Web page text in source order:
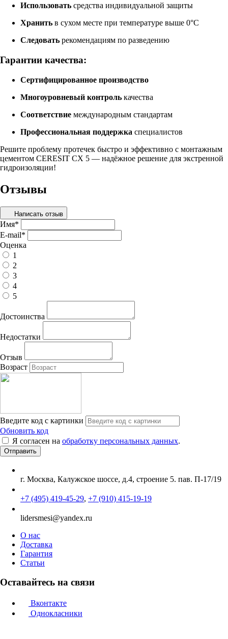
Использовать средства индивидуальной защиты
Хранить в сухом месте при температуре выше 0°C
Следовать рекомендациям по разведению
Гарантии качества:
Сертифицированное производство
Многоуровневый контроль качества
Соответствие международным стандартам
Профессиональная поддержка специалистов
Решите проблему протечек быстро и эффективно с монтажным
цементом CERESIT CX 5 — надёжное решение для экстренной
гидроизоляции!
Отзывы
Написать отзыв
Имя*
E-mail*
Оценка
1
2
3
4
5
Достоинства
Недостатки
Отзыв
Возраст
Введите код с картинки
Обновить код
Я согласен на обработку персональных данных.
г. Москва, Калужское шоссе, д.4, строение 5. пав. П-17/19
+7 (495) 419-45-29, +7 (910) 415-19-19
lidersmesi@yandex.ru
О нас
Доставка
Гарантия
Статьи
Оставайтесь на связи
Вконтакте
Однокласники